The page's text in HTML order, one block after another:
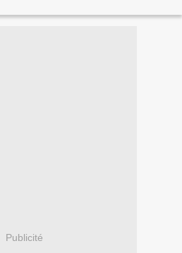
Publicité